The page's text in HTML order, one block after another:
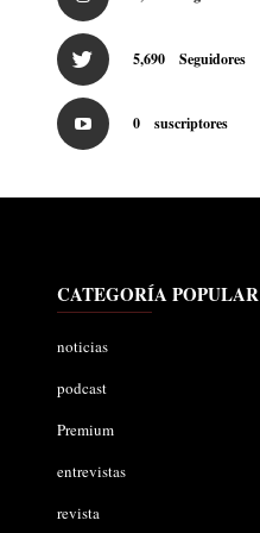
5,690 Seguidores
0 suscriptores
CATEGORÍA POPULAR
noticias
podcast
Premium
entrevistas
revista